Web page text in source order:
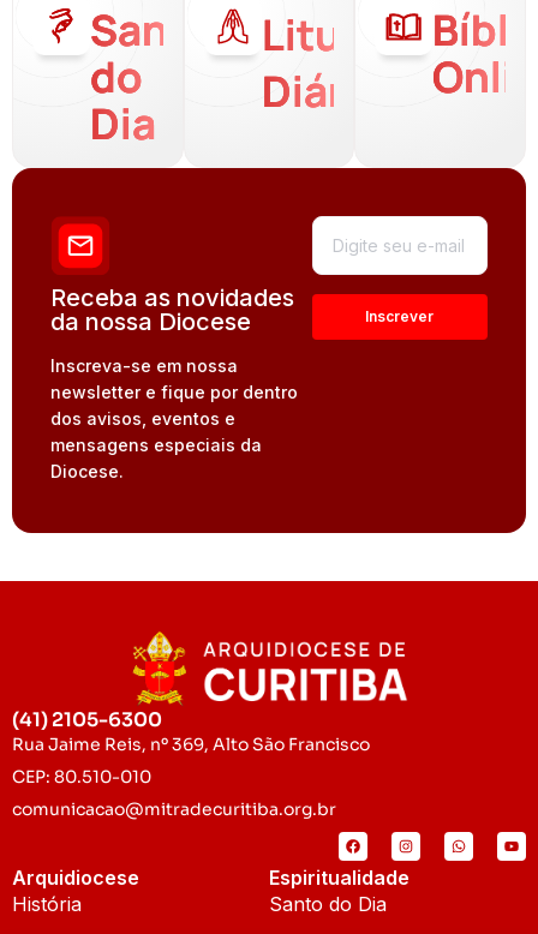
Santo
do
Dia
Liturgia
Diária
Receba as novidades
da nossa Diocese
Inscreva-se em nossa
newsletter e fique por dentro
dos avisos, eventos e
mensagens especiais da
Diocese.
(41) 2105-6300
Rua Jaime Reis, nº 369, Alto São Francisco
CEP: 80.510-010
comunicacao@mitradecuritiba.org.br
Arquidiocese
História
Espiritualidade
Santo do Dia